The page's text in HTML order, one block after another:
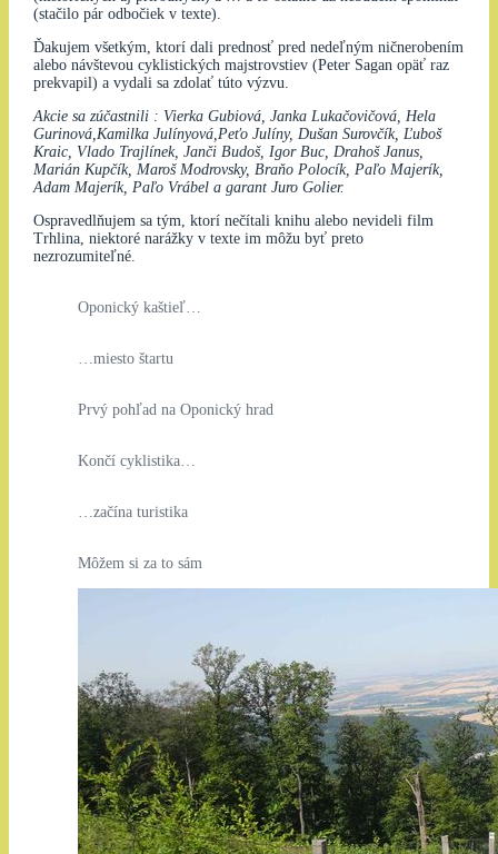
(stačilo pár odbočiek v texte).
Ďakujem všetkým, ktorí dali prednosť pred nedeľným ničnerobením
alebo návštevou cyklistických majstrovstiev (Peter Sagan opäť raz
prekvapil) a vydali sa zdolať túto výzvu.
Akcie sa zúčastnili : Vierka Gubiová, Janka Lukačovičová, Hela
Gurinová,Kamilka Julínyová,Peťo Julíny, Dušan Surovčík, Ľuboš
Kraic, Vlado Trajlínek, Janči Budoš, Igor Buc, Drahoš Janus,
Marián Kupčík, Maroš Modrovsky, Braňo Polocík, Paľo Majerík,
Adam Majerík, Paľo Vrábel a garant Juro Golier.
Ospravedlňujem sa tým, ktorí nečítali knihu alebo nevideli film
Trhlina, niektoré narážky v texte im môžu byť preto
nezrozumiteľné.
Oponický kaštieľ…
…miesto štartu
Prvý pohľad na Oponický hrad
Končí cyklistika…
…začína turistika
Môžem si za to sám